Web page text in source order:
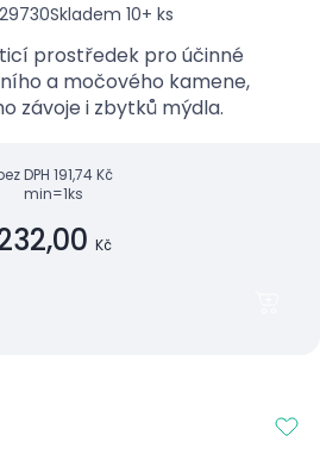
Skladem 10+ ks
prostředek pro účinné
a močového kamene,
závoje i zbytků mýdla.
DPH 191,74 Kč
min=1ks
Kč